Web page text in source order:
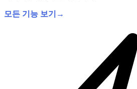
모든 기능 보기 →